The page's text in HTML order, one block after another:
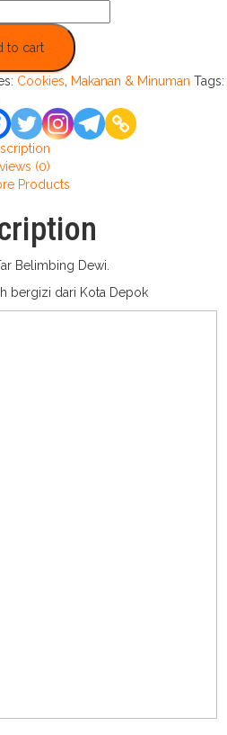
to cart
Cookies, Makanan & Minuman Tags:
(0)
Products
Belimbing Dewi.
bergizi dari Kota Depok